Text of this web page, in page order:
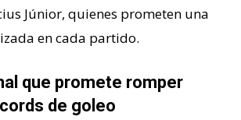
Júnior, quienes prometen una
en cada partido.
que promete romper
de goleo